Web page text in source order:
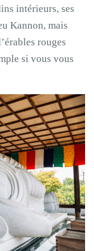
intérieurs, ses
Kannon, mais
rouges
si vous vous